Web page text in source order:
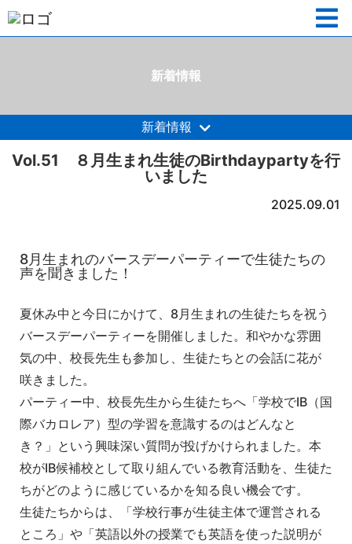
新着情報
新着情報
Vol.51 ８月生まれ生徒のBirthdaypartyを行
いました
2025.09.01
8月生まれのバースデーパーティーで生徒たちの
声を聞きました！
夏休み中と今日にかけて、8月生まれの生徒たちを祝う
バースデーパーティーを開催しました。和やかな雰囲
気の中、校長先生も参加し、生徒たちとの会話に花が
咲きました。
パーティー中、校長先生から生徒たちへ「学校でIB（国
際バカロレア）型の学習を意識するのはどんなと
き？」という興味深い質問が投げかけられました。本
校がIB候補校として取り組んでいる教育活動を、生徒た
ちがどのように感じているかを知る良い機会です。
生徒たちからは、「学校行事が生徒主体で運営される
ところ」や「英語以外の授業でも英語を使った説明が